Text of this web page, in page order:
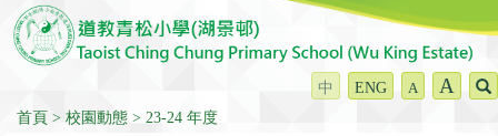
中 ENG A A
首頁 校園動態 23-24 年度